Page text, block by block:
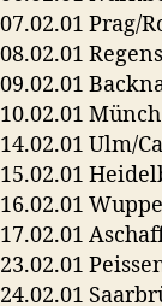
07.02.01 Prag/
08.02.01
09.02.01
10.02.01
14.02.01 Ulm/
15.02.01
16.02.01
17.02.01
23.02.01
24.02.01